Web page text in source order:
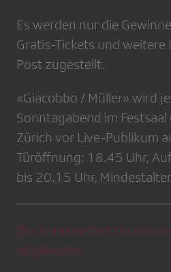
Es werden nur die
Gratis-Tickets und weitere
Post zugestellt.
«Giacobbo / Müller» wird
Sonntagabend im
Zürich vor Live-Publikum
Türöffnung: 18.45 Uhr,
bis 20.15 Uhr,
Die Anmeldefrist für
abgelaufen.